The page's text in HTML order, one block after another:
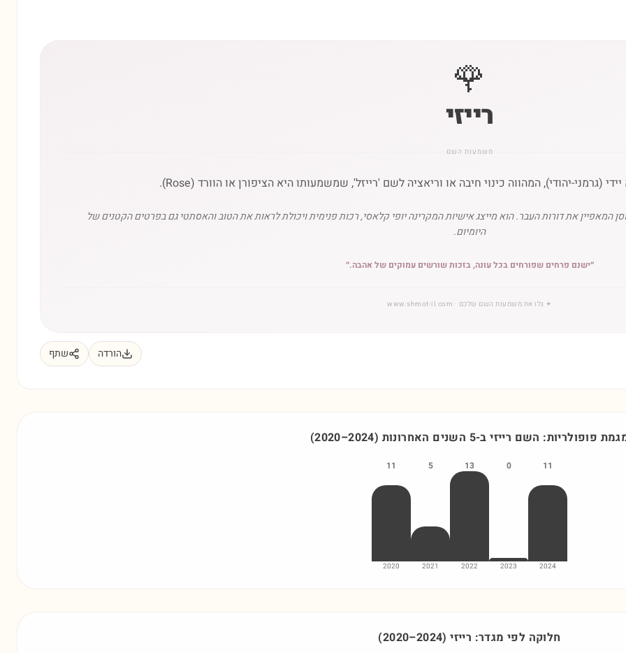
🌹
רייזי
משמעות השם
המאפיין את דורות העבר. הוא מייצג אישיות המקרינה יופי קלאסי, רכות פנימית ויכולת לראות את הטוב והאסתטי גם בפרטים הקטנים של
היומיום.
״ישנם פרחים שפורחים בכל עונה, בזכות שורשים עמוקים של אהבה.״
✦ גלו את משמעות השם שלכם · www.shmot-il.com
הורדה שתף
פופולריות: השם רייזיב-5 השנים האחרונות (2020–2024)
11
2024
0
2023
13
2022
5
2021
11
2020
חלוקה לפי מגדר: רייזי (2020–2024)